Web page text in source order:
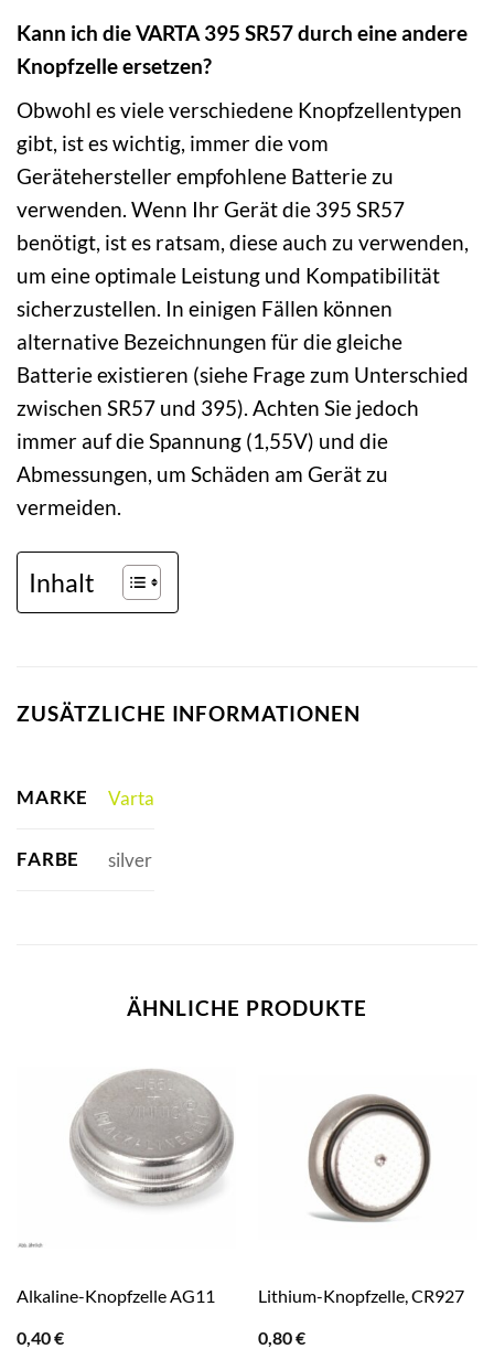
Kann ich die VARTA 395 SR57 durch eine andere
Knopfzelle ersetzen?
Obwohl es viele verschiedene Knopfzellentypen
gibt, ist es wichtig, immer die vom
Gerätehersteller empfohlene Batterie zu
verwenden. Wenn Ihr Gerät die 395 SR57
benötigt, ist es ratsam, diese auch zu verwenden,
um eine optimale Leistung und Kompatibilität
sicherzustellen. In einigen Fällen können
alternative Bezeichnungen für die gleiche
Batterie existieren (siehe Frage zum Unterschied
zwischen SR57 und 395). Achten Sie jedoch
immer auf die Spannung (1,55V) und die
Abmessungen, um Schäden am Gerät zu
vermeiden.
Inhalt
ZUSÄTZLICHE INFORMATIONEN
MARKE Varta
FARBE silver
ÄHNLICHE PRODUKTE
Alkaline-Knopfzelle AG11
0,40€
Lithium-Knopfzelle, CR927
0,80€